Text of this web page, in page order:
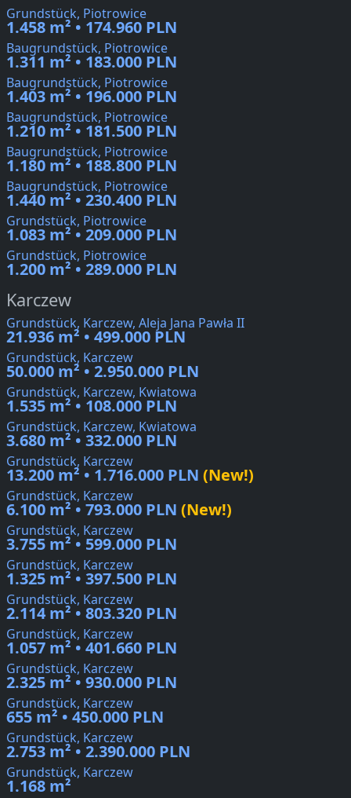
Grundstück, Piotrowice
1.458 m² • 174.960 PLN
Baugrundstück, Piotrowice
1.311 m² • 183.000 PLN
Baugrundstück, Piotrowice
1.403 m² • 196.000 PLN
Baugrundstück, Piotrowice
1.210 m² • 181.500 PLN
Baugrundstück, Piotrowice
1.180 m² • 188.800 PLN
Baugrundstück, Piotrowice
1.440 m² • 230.400 PLN
Grundstück, Piotrowice
1.083 m² • 209.000 PLN
Grundstück, Piotrowice
1.200 m² • 289.000 PLN
Karczew
Grundstück, Karczew, Aleja Jana Pawła II
21.936 m² • 499.000 PLN
Grundstück, Karczew
50.000 m² • 2.950.000 PLN
Grundstück, Karczew, Kwiatowa
1.535 m² • 108.000 PLN
Grundstück, Karczew, Kwiatowa
3.680 m² • 332.000 PLN
Grundstück, Karczew
13.200 m² • 1.716.000 PLN (New!)
Grundstück, Karczew
6.100 m² • 793.000 PLN (New!)
Grundstück, Karczew
3.755 m² • 599.000 PLN
Grundstück, Karczew
1.325 m² • 397.500 PLN
Grundstück, Karczew
2.114 m² • 803.320 PLN
Grundstück, Karczew
1.057 m² • 401.660 PLN
Grundstück, Karczew
2.325 m² • 930.000 PLN
Grundstück, Karczew
655 m² • 450.000 PLN
Grundstück, Karczew
2.753 m² • 2.390.000 PLN
Grundstück, Karczew
1.168 m²